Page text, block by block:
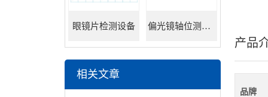
眼镜片检测设备 偏光镜轴位测试仪
相关文章
产品
品牌